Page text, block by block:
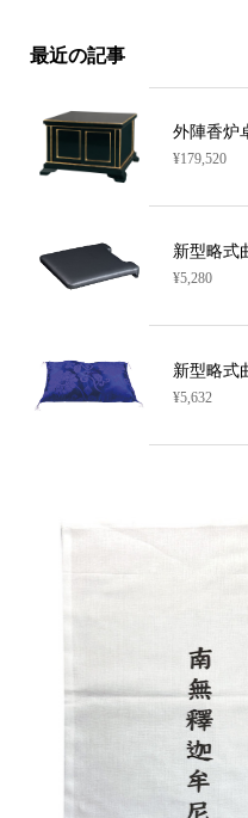
最近の記事
外陣香炉
¥179,520
新型略式
¥5,280
新型略式
¥5,632